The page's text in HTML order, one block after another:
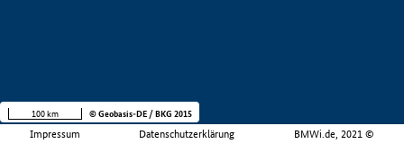
Impressum Datenschutzerklärung BMWi.de, 2021 ©
100 km © Geobasis-DE / BKG 2015